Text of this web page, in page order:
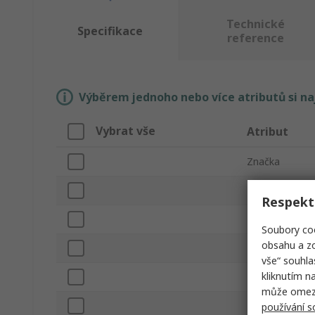
Specifikace
Technické
reference
Výběrem jednoho nebo více atributů si
Vybrat vše Atribut
Značka
Typ produktu
Tloušťka
Barva
Soubory
obsahu a
vše“
kliknutím
může
používání